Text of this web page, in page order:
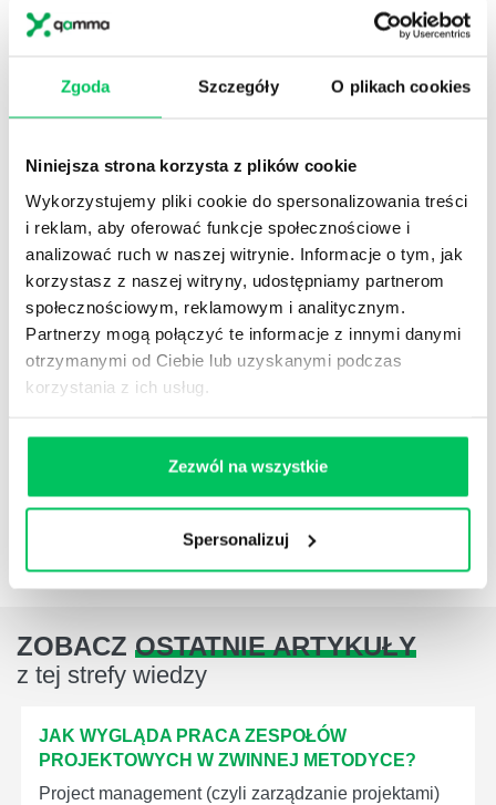
Zgoda Szczegóły O plikach cookies
Niniejsza strona korzysta z plików cookie
Wykorzystujemy pliki cookie do spersonalizowania treści
i reklam, aby oferować funkcje społecznościowe i
analizować ruch w naszej witrynie. Informacje o tym, jak
korzystasz z naszej witryny, udostępniamy partnerom
społecznościowym, reklamowym i analitycznym.
Partnerzy mogą połączyć te informacje z innymi danymi
otrzymanymi od Ciebie lub uzyskanymi podczas
korzystania z ich usług.
Zezwól na wszystkie
Spersonalizuj
MODEL R. DILTSA
Szkolenie zarządzanie sobą w czasie pozwoli
obniżające efektywne wykorzystanie czasu pracy.
Każdy z uczestników będzie miał na szkoleniu
ZOBACZ SZKOLENIE
KLASYCZNE, TRADYCYJNE ZARZĄDZANIE
PROJEKTAMI
ZOBACZ SZKOLENIE
NEWSLETTER HR
który naprawdę rozumie HR i biznes
ZAPISZ SIĘ
ZOBACZ OSTATNIE ARTYKUŁY
z tej strefy wiedzy
JAK WYGLĄDA PRACA ZESPOŁÓW
PROJEKTOWYCH W ZWINNEJ METODYCE?
Project management (czyli zarządzanie projektami)